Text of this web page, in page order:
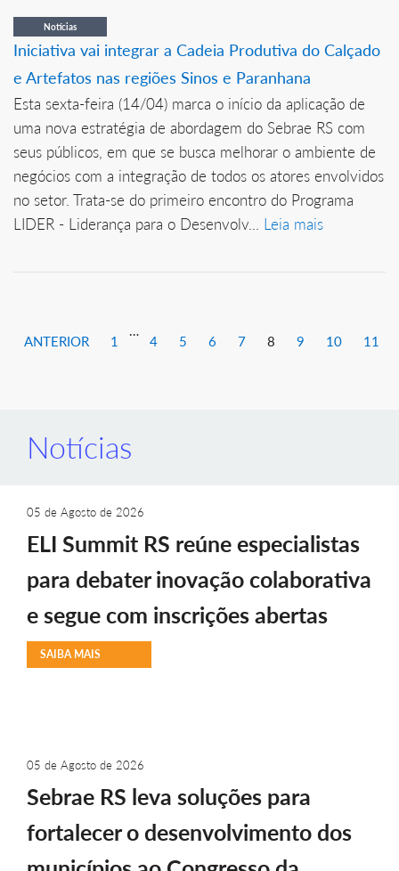
Notícias
Iniciativa vai integrar a Cadeia Produtiva do Calçado
e Artefatos nas regiões Sinos e Paranhana
Esta sexta-feira (14/04) marca o início da aplicação de
uma nova estratégia de abordagem do Sebrae RS com
seus públicos, em que se busca melhorar o ambiente de
negócios com a integração de todos os atores envolvidos
no setor. Trata-se do primeiro encontro do Programa
LIDER - Liderança para o Desenvolv... Leia mais
ANTERIOR 1
…
4 5 6 7 8 9 10 11
Notícias
05 de Agosto de 2026
ELI Summit RS reúne especialistas
para debater inovação colaborativa
e segue com inscrições abertas
SAIBA MAIS
05 de Agosto de 2026
Sebrae RS leva soluções para
fortalecer o desenvolvimento dos